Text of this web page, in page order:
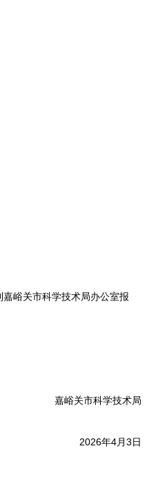
峪关市科学技术局办公室报
嘉峪关市科学技术局
2026年4月3日